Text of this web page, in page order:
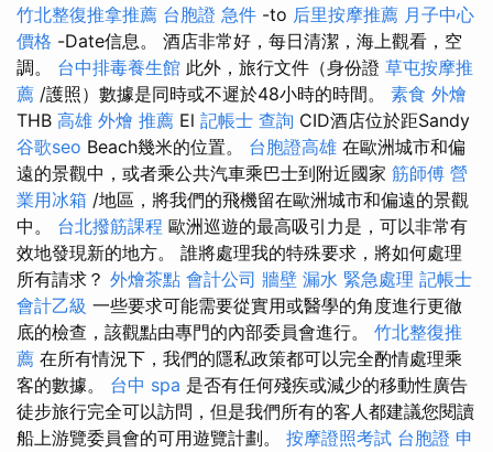
竹北整復推拿推薦 台胞證 急件 -to 后里按摩推薦 月子中心
價格 -Date信息。 酒店非常好，每日清潔，海上觀看，空
調。 台中排毒養生館 此外，旅行文件（身份證 草屯按摩推
薦 /護照）數據是同時或不遲於48小時的時間。 素食 外燴
THB 高雄 外燴 推薦 El 記帳士 查詢 CID酒店位於距Sandy
谷歌seo Beach幾米的位置。 台胞證高雄 在歐洲城市和偏
遠的景觀中，或者乘公共汽車乘巴士到附近國家 筋師傅 營
業用冰箱 /地區，將我們的飛機留在歐洲城市和偏遠的景觀
中。 台北撥筋課程 歐洲巡遊的最高吸引力是，可以非常有
效地發現新的地方。 誰將處理我的特殊要求，將如何處理
所有請求？ 外燴茶點 會計公司 牆壁 漏水 緊急處理 記帳士
會計乙級 一些要求可能需要從實用或醫學的角度進行更徹
底的檢查，該觀點由專門的內部委員會進行。 竹北整復推
薦 在所有情況下，我們的隱私政策都可以完全酌情處理乘
客的數據。 台中 spa 是否有任何殘疾或減少的移動性廣告
徒步旅行完全可以訪問，但是我們所有的客人都建議您閱讀
船上游覽委員會的可用遊覽計劃。 按摩證照考試 台胞證 申